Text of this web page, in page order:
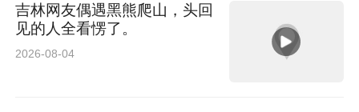
吉林网友偶遇黑熊爬山，头回
见的人全看愣了。
2026-08-04